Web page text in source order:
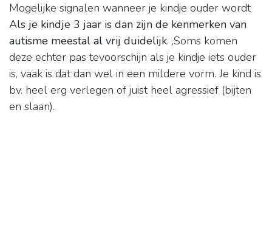
Mogelijke signalen wanneer je kindje ouder wordt
Als je kindje 3 jaar is dan zijn de kenmerken van
autisme meestal al vrij duidelijk. ,Soms komen
deze echter pas tevoorschijn als je kindje iets ouder
is, vaak is dat dan wel in een mildere vorm. Je kind is
bv. heel erg verlegen of juist heel agressief (bijten
en slaan).